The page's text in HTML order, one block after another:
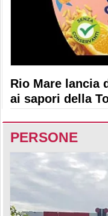
Rio Mare lancia
ai sapori della
PERSONE